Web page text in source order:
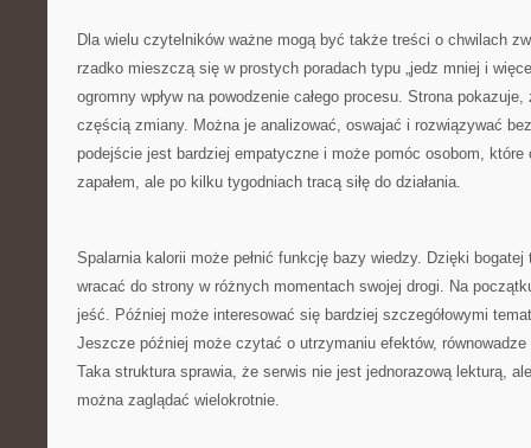
Dla wielu czytelników ważne mogą być także treści o chwilach
rzadko mieszczą się w prostych poradach typu „jedz mniej i
ogromny wpływ na powodzenie całego procesu. Strona
częścią zmiany. Można je analizować, oswajać i rozwiązywać
podejście jest bardziej empatyczne i może pomóc osobom,
zapałem, ale po kilku tygodniach tracą siłę do działania.
Spalarnia kalorii może pełnić funkcję bazy wiedzy. Dzięki
wracać do strony w różnych momentach swojej drogi. Na
jeść. Później może interesować się bardziej szczegółowymi
Jeszcze później może czytać o utrzymaniu efektów,
Taka struktura sprawia, że serwis nie jest jednorazową lekturą,
można zaglądać wielokrotnie.